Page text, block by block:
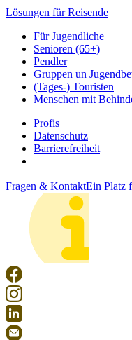
Lösungen für Reisende
Für Jugendliche
Senioren (65+)
Pendler
Gruppen un
(Tages-) Touristen
Menschen mit
Profis
Datenschutz
Barrierefreiheit
Fragen & KontaktEin Platz